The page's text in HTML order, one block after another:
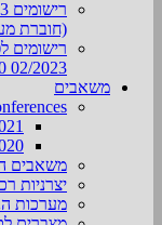
(חוברת מעל 50 עמודים) – 450
02/2023 390+מע״מ
משאבים
משאבים
יצרניות
מערכות